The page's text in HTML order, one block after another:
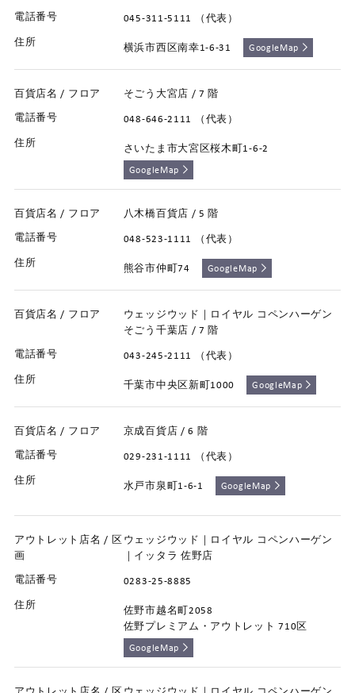
045-311-5111 （代表）
横浜市西区南幸1-6-31 GoogleMap
そごう大宮店 / 7 階
048-646-2111 （代表）
さいたま市大宮区桜木町1-6-2
GoogleMap
八木橋百貨店 / 5 階
048-523-1111 （代表）
熊谷市仲町74 GoogleMap
ウェッジウッド｜ロイヤル コペンハーゲン
そごう千葉店 / 7 階
043-245-2111 （代表）
千葉市中央区新町1000 GoogleMap
京成百貨店 / 6 階
029-231-1111 （代表）
水戸市泉町1-6-1 GoogleMap
ウェッジウッド｜ロイヤル コペンハーゲン
｜イッタラ 佐野店
0283-25-8885
佐野市越名町2058
佐野プレミアム・アウトレット 710区
GoogleMap